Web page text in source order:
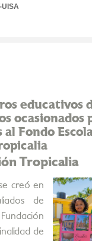
UISA
educativos
ocasionados
al Fondo
Tropicalia
creó en
de
de